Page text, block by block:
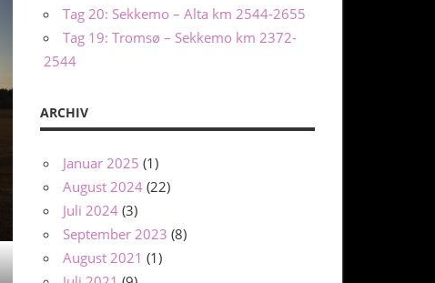
Tag 20: Sekkemo – Alta km 2544-2655
Tag 19: Tromsø – Sekkemo km 2372-
2544
ARCHIV
Januar 2025 (1)
August 2024 (22)
Juli 2024 (3)
September 2023 (8)
August 2021 (1)